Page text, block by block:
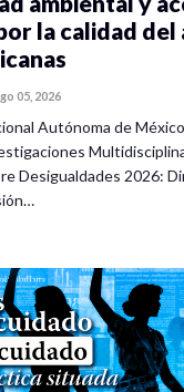
la calidad del
05, 2026
Autónoma de
Desigualdades 2026: